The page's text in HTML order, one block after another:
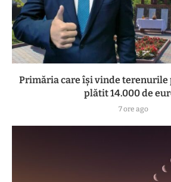
Primăria care își vinde
plătit 14.000 de
7 ore ago